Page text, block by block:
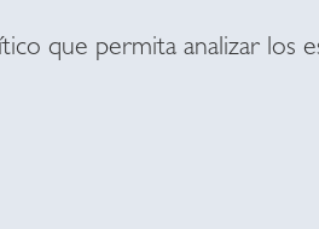
que permita analizar los